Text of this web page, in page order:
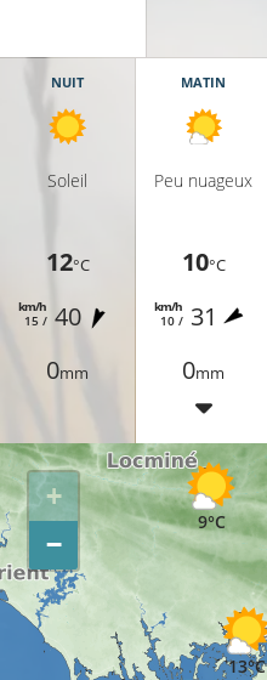
NUIT
Soleil
12°C
15 /
km/h 40
0mm
MATIN
Peu nuageux
10°C
10 /
km/h 31
0mm
9°C
13°C
9°C
+
−